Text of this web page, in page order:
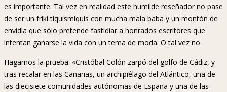
es importante. Tal vez en realidad este humilde reseñador no pase
de ser un friki tiquismiquis con mucha mala baba y un montón de
envidia que sólo pretende fastidiar a honrados escritores que
intentan ganarse la vida con un tema de moda. O tal vez no.
Hagamos la prueba: «Cristóbal Colón zarpó del golfo de Cádiz, y
tras recalar en las Canarias, un archipiélago del Atlántico, una de
las diecisiete comunidades autónomas de España y una de las